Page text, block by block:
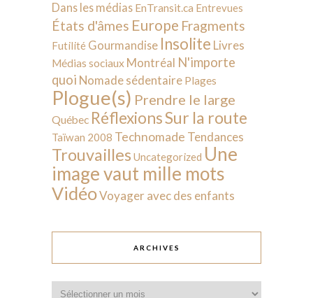
Dans les médias EnTransit.ca Entrevues
États d'âmes Europe Fragments
Futilité Gourmandise Insolite Livres
Médias sociaux Montréal N'importe
quoi Nomade sédentaire Plages
Plogue(s) Prendre le large
Québec RéflexionsSur la route
Taïwan 2008 Technomade Tendances
Trouvailles Uncategorized Une
image vaut mille mots
VidéoVoyager avec des enfants
ARCHIVES